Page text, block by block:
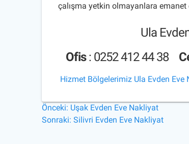
çalışma yetkin olmayanlara emanet
Ula
Ofis: 0252 412 44 38
Hizmet Bölgelerimiz Ula Evden Eve
Yazı
Önceki: Önceki
yazı:
Uşak Evden Eve Nakliyat
Sonraki: Sonraki
Silivri Evden Eve Nakliyat